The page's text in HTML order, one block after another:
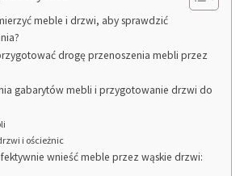
meble i drzwi, aby sprawdzić
drogę przenoszenia mebli przez
gabarytów mebli i przygotowanie drzwi do
i ościeżnic
wnieść meble przez wąskie drzwi: